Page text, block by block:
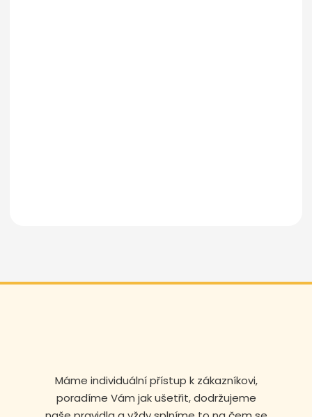
Máme individuální přístup k zákazníkovi,
poradíme Vám jak ušetřit, dodržujeme